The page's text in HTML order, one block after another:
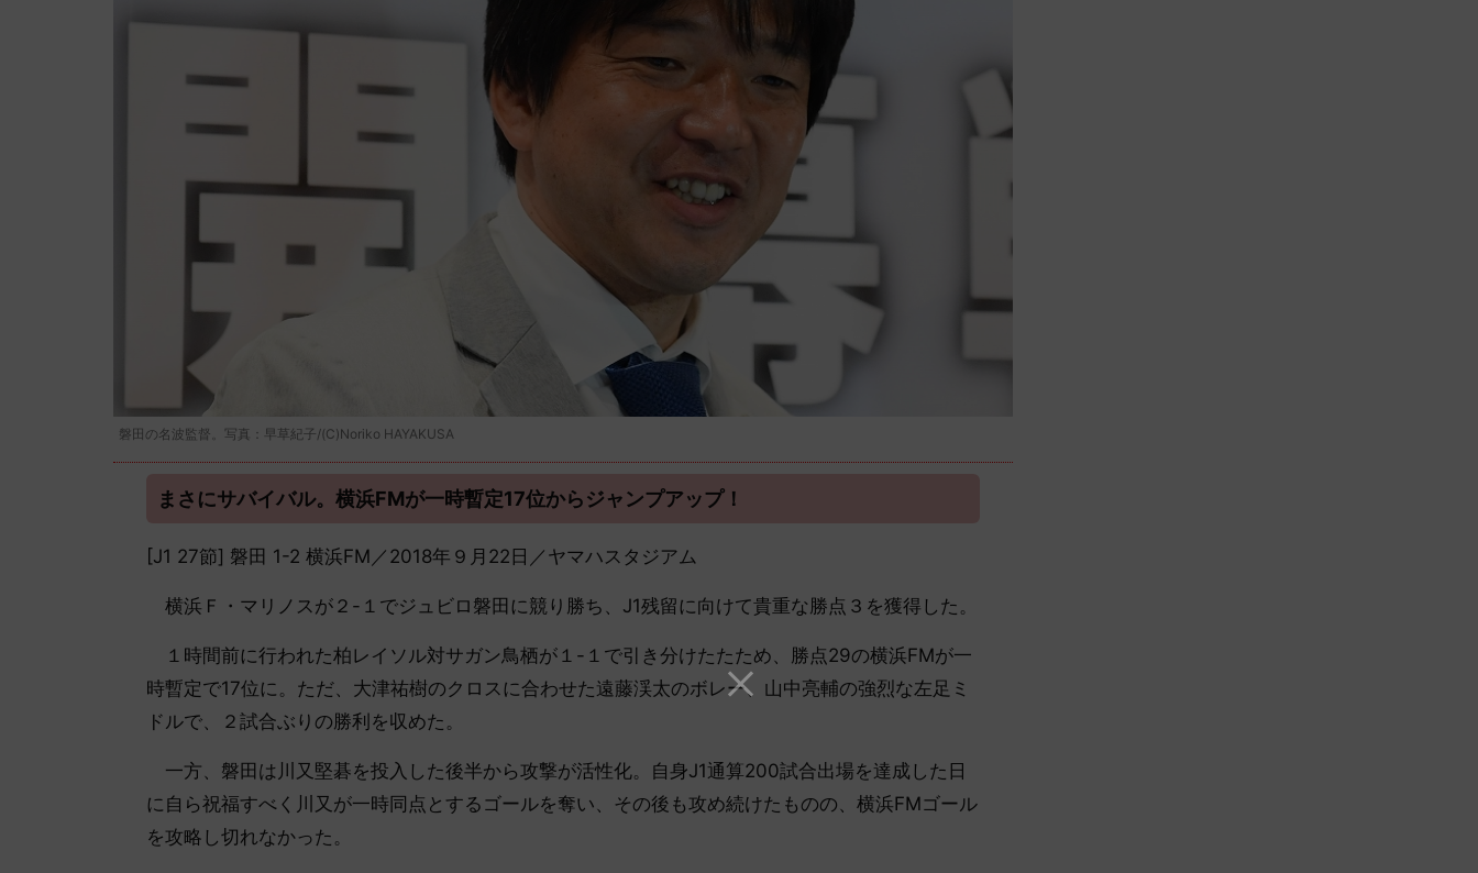
磐田の名波監督。写真：早草紀子/(C)Noriko HAYAKUSA
まさにサバイバル。横浜FMが一時暫定17位からジャンプアップ！
[J1 27節] 磐田 1-2 横浜FM／2018年９月22日／ヤマハスタジアム
横浜Ｆ・マリノスが２-１でジュビロ磐田に競り勝ち、J1残留に向けて貴重な勝点３を獲得した。
１時間前に行われた柏レイソル対サガン鳥栖が１-１で引き分けたたため、勝点29の横浜FMが一
時暫定で17位に。ただ、大津祐樹のクロスに合わせた遠藤渓太のボレー、山中亮輔の強烈な左足ミ
ドルで、２試合ぶりの勝利を収めた。
一方、磐田は川又堅碁を投入した後半から攻撃が活性化。自身J1通算200試合出場を達成した日
に自ら祝福すべく川又が一時同点とするゴールを奪い、その後も攻め続けたものの、横浜FMゴール
を攻略し切れなかった。